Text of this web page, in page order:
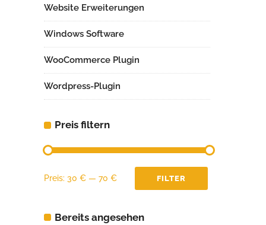
Website Erweiterungen
Windows Software
WooCommerce Plugin
Wordpress-Plugin
Preis filtern
Min.
Max.
FILTER
Preis: 30 € — 70 €
Bereits angesehen